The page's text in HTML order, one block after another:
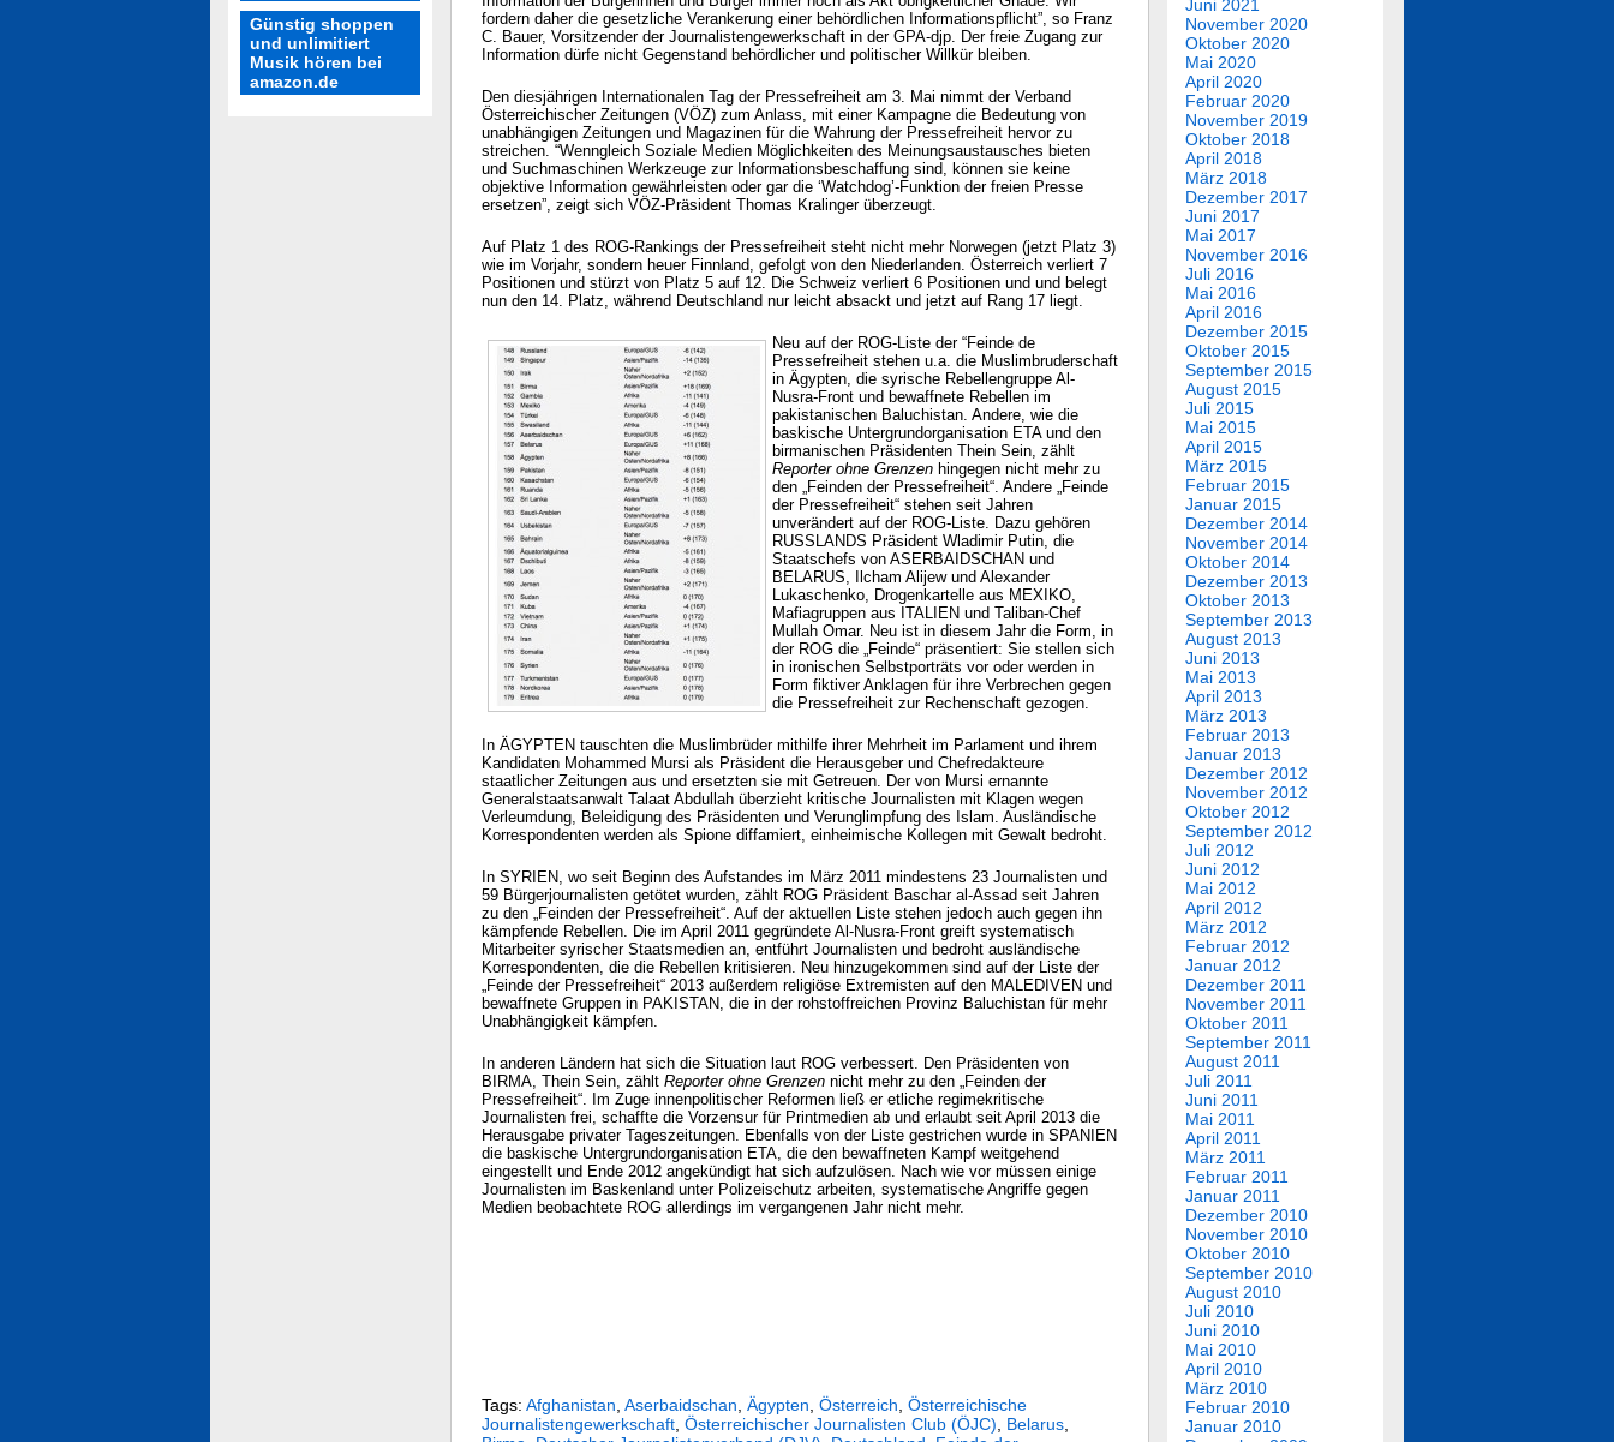
Günstig shoppen
und unlimitiert
Musik hören bei
amazon.de
fordern daher die gesetzliche Verankerung einer behördlichen Informationspflicht”, so Franz
C. Bauer, Vorsitzender der Journalistengewerkschaft in der GPA-djp. Der freie Zugang zur
Information dürfe nicht Gegenstand behördlicher und politischer Willkür bleiben.
Den diesjährigen Internationalen Tag der Pressefreiheit am 3. Mai nimmt der Verband
Österreichischer Zeitungen (VÖZ) zum Anlass, mit einer Kampagne die Bedeutung von
unabhängigen Zeitungen und Magazinen für die Wahrung der Pressefreiheit hervor zu
streichen. “Wenngleich Soziale Medien Möglichkeiten des Meinungsaustausches bieten
und Suchmaschinen Werkzeuge zur Informationsbeschaffung sind, können sie keine
objektive Information gewährleisten oder gar die ‘Watchdog’-Funktion der freien Presse
ersetzen”, zeigt sich VÖZ-Präsident Thomas Kralinger überzeugt.
Auf Platz 1 des ROG-Rankings der Pressefreiheit steht nicht mehr Norwegen (jetzt Platz 3)
wie im Vorjahr, sondern heuer Finnland, gefolgt von den Niederlanden. Österreich verliert 7
Positionen und stürzt von Platz 5 auf 12. Die Schweiz verliert 6 Positionen und und belegt
nun den 14. Platz, während Deutschland nur leicht absackt und jetzt auf Rang 17 liegt.
Neu auf der ROG-Liste der “Feinde de
Pressefreiheit stehen u.a. die Muslimbruderschaft
in Ägypten, die syrische Rebellengruppe Al-
Nusra-Front und bewaffnete Rebellen im
pakistanischen Baluchistan. Andere, wie die
baskische Untergrundorganisation ETA und den
birmanischen Präsidenten Thein Sein, zählt
Reporter ohne Grenzen hingegen nicht mehr zu
den „Feinden der Pressefreiheit“. Andere „Feinde
der Pressefreiheit“ stehen seit Jahren
unverändert auf der ROG-Liste. Dazu gehören
RUSSLANDS Präsident Wladimir Putin, die
Staatschefs von ASERBAIDSCHAN und
BELARUS, Ilcham Alijew und Alexander
Lukaschenko, Drogenkartelle aus MEXIKO,
Mafiagruppen aus ITALIEN und Taliban-Chef
Mullah Omar. Neu ist in diesem Jahr die Form, in
der ROG die „Feinde“ präsentiert: Sie stellen sich
in ironischen Selbstporträts vor oder werden in
Form fiktiver Anklagen für ihre Verbrechen gegen
die Pressefreiheit zur Rechenschaft gezogen.
In ÄGYPTEN tauschten die Muslimbrüder mithilfe ihrer Mehrheit im Parlament und ihrem
Kandidaten Mohammed Mursi als Präsident die Herausgeber und Chefredakteure
staatlicher Zeitungen aus und ersetzten sie mit Getreuen. Der von Mursi ernannte
Generalstaatsanwalt Talaat Abdullah überzieht kritische Journalisten mit Klagen wegen
Verleumdung, Beleidigung des Präsidenten und Verunglimpfung des Islam. Ausländische
Korrespondenten werden als Spione diffamiert, einheimische Kollegen mit Gewalt bedroht.
In SYRIEN, wo seit Beginn des Aufstandes im März 2011 mindestens 23 Journalisten und
59 Bürgerjournalisten getötet wurden, zählt ROG Präsident Baschar al-Assad seit Jahren
zu den „Feinden der Pressefreiheit“. Auf der aktuellen Liste stehen jedoch auch gegen ihn
kämpfende Rebellen. Die im April 2011 gegründete Al-Nusra-Front greift systematisch
Mitarbeiter syrischer Staatsmedien an, entführt Journalisten und bedroht ausländische
Korrespondenten, die die Rebellen kritisieren. Neu hinzugekommen sind auf der Liste der
„Feinde der Pressefreiheit“ 2013 außerdem religiöse Extremisten auf den MALEDIVEN und
bewaffnete Gruppen in PAKISTAN, die in der rohstoffreichen Provinz Baluchistan für mehr
Unabhängigkeit kämpfen.
In anderen Ländern hat sich die Situation laut ROG verbessert. Den Präsidenten von
BIRMA, Thein Sein, zählt Reporter ohne Grenzen nicht mehr zu den „Feinden der
Pressefreiheit“. Im Zuge innenpolitischer Reformen ließ er etliche regimekritische
Journalisten frei, schaffte die Vorzensur für Printmedien ab und erlaubt seit April 2013 die
Herausgabe privater Tageszeitungen. Ebenfalls von der Liste gestrichen wurde in SPANIEN
die baskische Untergrundorganisation ETA, die den bewaffneten Kampf weitgehend
eingestellt und Ende 2012 angekündigt hat sich aufzulösen. Nach wie vor müssen einige
Journalisten im Baskenland unter Polizeischutz arbeiten, systematische Angriffe gegen
Medien beobachtete ROG allerdings im vergangenen Jahr nicht mehr.
Tags: Afghanistan Aserbaidschan Ägypten Österreich Österreichische
Journalistengewerkschaft Österreichischer Journalisten Club (ÖJC) Belarus
Juni 2021
November 2020
Oktober 2020
Mai 2020
April 2020
Februar 2020
November 2019
Oktober 2018
April 2018
März 2018
Dezember 2017
Juni 2017
Mai 2017
November 2016
Juli 2016
Mai 2016
April 2016
Dezember 2015
Oktober 2015
September 2015
August 2015
Juli 2015
Mai 2015
April 2015
März 2015
Februar 2015
Januar 2015
Dezember 2014
November 2014
Oktober 2014
Dezember 2013
Oktober 2013
September 2013
August 2013
Juni 2013
Mai 2013
April 2013
März 2013
Februar 2013
Januar 2013
Dezember 2012
November 2012
Oktober 2012
September 2012
Juli 2012
Juni 2012
Mai 2012
April 2012
März 2012
Februar 2012
Januar 2012
Dezember 2011
November 2011
Oktober 2011
September 2011
August 2011
Juli 2011
Juni 2011
Mai 2011
April 2011
März 2011
Februar 2011
Januar 2011
Dezember 2010
November 2010
Oktober 2010
September 2010
August 2010
Juli 2010
Juni 2010
Mai 2010
April 2010
März 2010
Februar 2010
Januar 2010